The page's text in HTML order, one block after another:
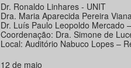
Dr. Ronaldo Linhares - UNIT
Dra. Maria Aparecida Pereira
Dr. Luís Paulo Leopoldo Mercado
Coordenação: Dra. Simone de
Local: Auditório Nabuco Lopes –
12 de maio